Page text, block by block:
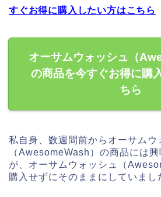
すぐお得に購入したい方はこちら
オーサムウォッシュ（
の商品を今すぐお得に購
ちら
私自身、数週間前からオーサムウ
（AwesomeWash）の商品には
が、オーサムウォッシュ（
購入せずにそのままにしていまし